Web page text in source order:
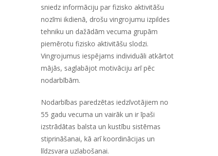
sniedz informāciju par fizisko aktivitāšu
nozīmi ikdienā, drošu vingrojumu izpildes
tehniku un dažādām vecuma grupām
piemērotu fizisko aktivitāšu slodzi.
Vingrojumus iespējams individuāli atkārtot
mājās, saglabājot motivāciju arī pēc
nodarbībām.
Nodarbības paredzētas iedzīvotājiem no
55 gadu vecuma un vairāk un ir īpaši
izstrādātas balsta un kustību sistēmas
stiprināšanai, kā arī koordinācijas un
līdzsvara uzlabošanai.